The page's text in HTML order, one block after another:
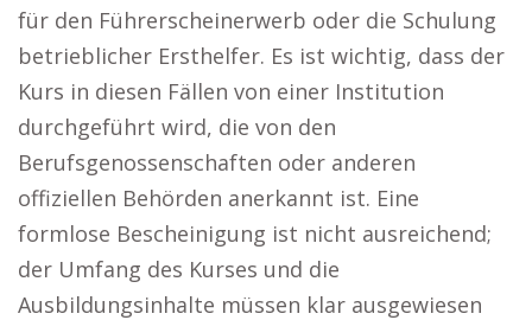
für den Führerscheinerwerb oder die Schulung
betrieblicher Ersthelfer. Es ist wichtig, dass der
Kurs in diesen Fällen von einer Institution
durchgeführt wird, die von den
Berufsgenossenschaften oder anderen
offiziellen Behörden anerkannt ist. Eine
formlose Bescheinigung ist nicht ausreichend;
der Umfang des Kurses und die
Ausbildungsinhalte müssen klar ausgewiesen